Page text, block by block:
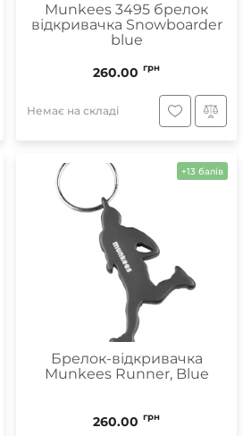
Munkees 3495 брелок
відкривачка Snowboarder
blue
260.00 грн
Немає на складі
+13 балів
Брелок-відкривачка
Munkees Runner, Blue
260.00 грн